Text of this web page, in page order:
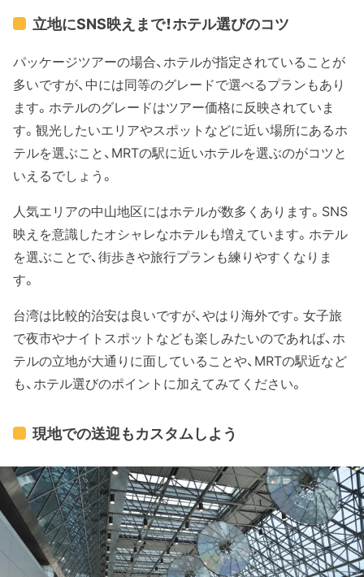
立地にSNS映えまで！ホテル選びのコツ
パッケージツアーの場合、ホテルが指定されていることが
多いですが、中には同等のグレードで選べるプランもあり
ます。ホテルのグレードはツアー価格に反映されていま
す。観光したいエリアやスポットなどに近い場所にあるホ
テルを選ぶこと、MRTの駅に近いホテルを選ぶのがコツと
いえるでしょう。
人気エリアの中山地区にはホテルが数多くあります。SNS
映えを意識したオシャレなホテルも増えています。ホテル
を選ぶことで、街歩きや旅行プランも練りやすくなりま
す。
台湾は比較的治安は良いですが、やはり海外です。女子旅
で夜市やナイトスポットなども楽しみたいのであれば、ホ
テルの立地が大通りに面していることや、MRTの駅近など
も、ホテル選びのポイントに加えてみてください。
現地での送迎もカスタムしよう